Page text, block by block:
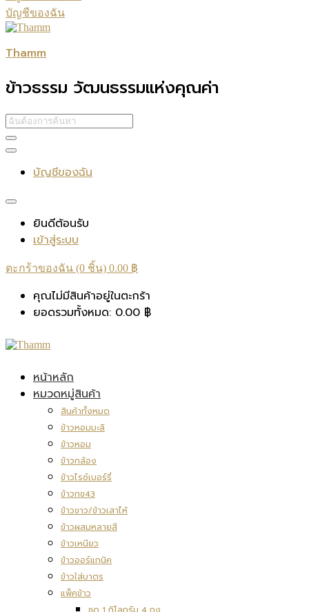
บัญชีของฉัน
Thamm
ข้าวธรรม วัฒนธรรมแห่งคุณค่า
บัญชีของฉัน
ยินดีต้อนรับ
เข้าสู่ระบบ
ตะกร้าของฉัน (0 ชิ้น) 0.00 ฿
คุณไม่มีสินค้าอยู่ในตะกร้า
ยอดรวมทั้งหมด: 0.00 ฿
หน้าหลัก
หมวดหมู่สินค้า
สินค้าทั้งหมด
ข้าวหอมมะลิ
ข้าวหอม
ข้าวกล้อง
ข้าวไรซ์เบอร์รี่
ข้าวกข43
ข้าวขาว/ข้าวเสาไห้
ข้าวผสมหลายสี
ข้าวเหนียว
ข้าวออร์แกนิค
ข้าวใส่บาตร
แพ็คข้าว